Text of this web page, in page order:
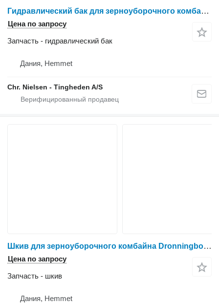
Гидравлический бак для зерноуборочного комбайна Dronningborg D1650
Цена по запросу
Запчасть - гидравлический бак
Дания, Hemmet
Chr. Nielsen - Tingheden A/S
Шкив для зерноуборочного комбайна Dronningborg D1650
Цена по запросу
Запчасть - шкив
Дания, Hemmet